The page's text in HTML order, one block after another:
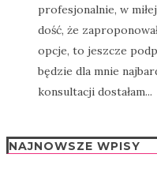
profesjonalnie, w
dość, że
opcje, to jeszcze
będzie dla mnie
konsultacji dostałam...
NAJNOWSZE WPISY